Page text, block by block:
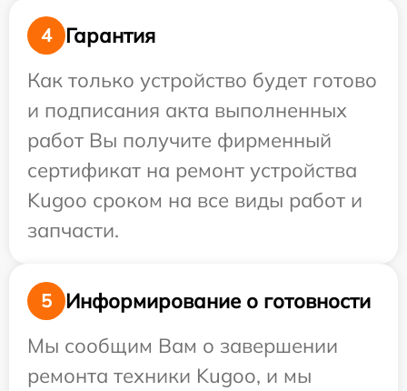
4
Гарантия
Как только устройство будет готово
и подписания акта выполненных
работ Вы получите фирменный
сертификат на ремонт устройства
Kugoo сроком на все виды работ и
запчасти.
5
Информирование о готовности
Мы сообщим Вам о завершении
ремонта техники Kugoo, и мы